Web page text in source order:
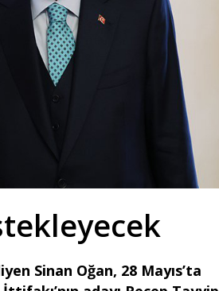
Sinan Oğan, 28 Mayıs’ta